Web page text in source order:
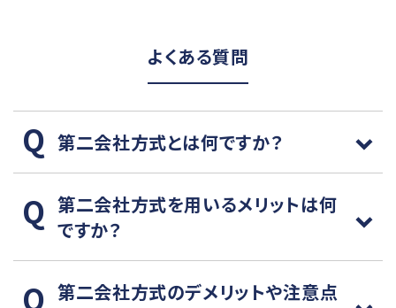
よくある質問
第二会社方式とは何ですか？
第二会社方式を用いるメリットは何
ですか？
第二会社方式のデメリットや注意点